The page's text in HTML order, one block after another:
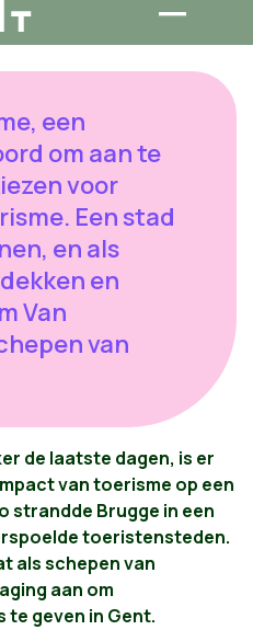
een
om aan te
voor
Een stad
en als
en
Van
van
de laatste dagen, is er
van toerisme op een
strandde Brugge in een
toeristensteden.
als schepen van
aan om
te geven in Gent.